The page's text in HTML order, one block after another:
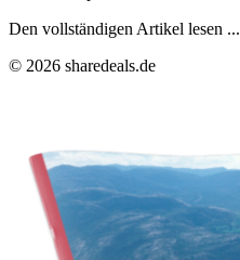
Den vollständigen Artikel lesen ...
© 2026 sharedeals.de